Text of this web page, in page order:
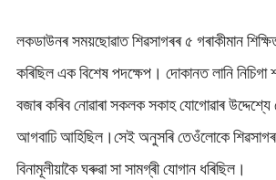
লকডাউনৰ সময়ছোৱাত শিৱসাগৰৰ ৫ গৰাকীমান
কৰিছিল এক বিশেষ পদক্ষেপ। দোকানত লানি নিচিগা
বজাৰ কৰিব নোৱাৰা সকলক সকাহ যোগোৱাৰ
আগবাঢি আহিছিল।সেই অনুসৰি তেওঁলোকে
বিনামূলীয়াকৈ ঘৰুৱা সা সামগ্ৰী যোগান ধৰিছিল।